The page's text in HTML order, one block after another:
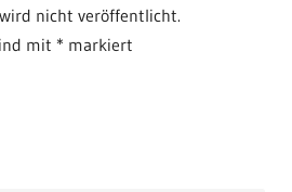
nicht veröffentlicht.
mit * markiert